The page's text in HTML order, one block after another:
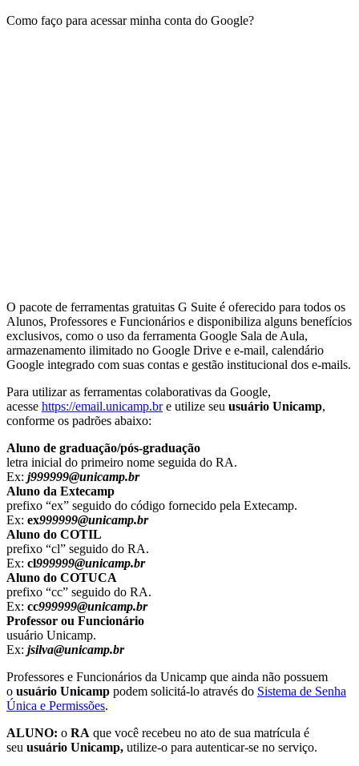
Como faço para acessar minha conta do Google?
O pacote de ferramentas gratuitas G Suite é oferecido para todos os
Alunos, Professores e Funcionários e disponibiliza alguns benefícios
exclusivos, como o uso da ferramenta Google Sala de Aula,
armazenamento ilimitado no Google Drive e e-mail, calendário
Google integrado com suas contas e gestão institucional dos e-mails.
Para utilizar as ferramentas colaborativas da Google,
acesse https://email.unicamp.bre utilize seu usuário Unicamp,
conforme os padrões abaixo:
Aluno de graduação/pós-graduação
letra inicial do primeiro nome seguida do RA.
Ex: j999999@unicamp.br
Aluno da Extecamp
prefixo “ex” seguido do código fornecido pela Extecamp.
Ex: ex999999@unicamp.br
Aluno do COTIL
prefixo “cl” seguido do RA.
Ex: cl999999@unicamp.br
Aluno do COTUCA
prefixo “cc” seguido do RA.
Ex: cc999999@unicamp.br
Professor ou Funcionário
usuário Unicamp.
Ex: jsilva@unicamp.br
Professores e Funcionários da Unicamp que ainda não possuem
o usuário Unicamp podem solicitá-lo através do Sistema de Senha
Única e Permissões.
ALUNO: o RA que você recebeu no ato de sua matrícula é
seu usuário Unicamp, utilize-o para autenticar-se no serviço.